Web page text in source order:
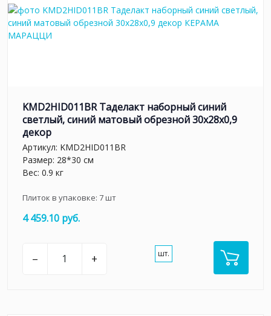
KMD2HID011BR Таделакт наборный синий
светлый, синий матовый обрезной 30x28x0,9
декор
Артикул: KMD2HID011BR
Размер: 28*30 см
Вес: 0.9 кг
Плиток в упаковке: 7шт
4 459.10 руб.
– + шт.